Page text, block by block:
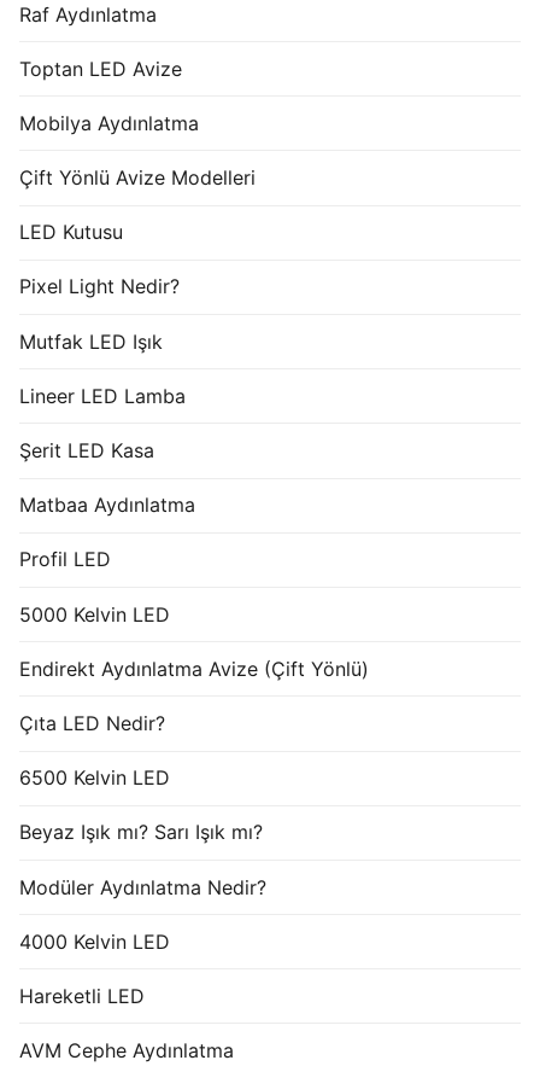
Raf Aydınlatma
Toptan LED Avize
Mobilya Aydınlatma
Çift Yönlü Avize Modelleri
LED Kutusu
Pixel Light Nedir?
Mutfak LED Işık
Lineer LED Lamba
Şerit LED Kasa
Matbaa Aydınlatma
Profil LED
5000 Kelvin LED
Endirekt Aydınlatma Avize (Çift Yönlü)
Çıta LED Nedir?
6500 Kelvin LED
Beyaz Işık mı? Sarı Işık mı?
Modüler Aydınlatma Nedir?
4000 Kelvin LED
Hareketli LED
AVM Cephe Aydınlatma